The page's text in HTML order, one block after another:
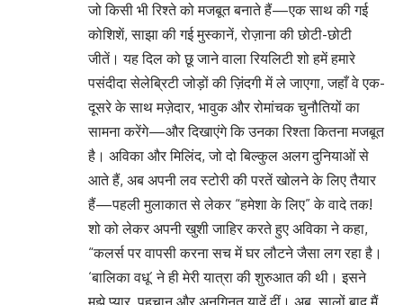
जो किसी भी रिश्ते को मजबूत बनाते हैं—एक साथ की गई
कोशिशें, साझा की गई मुस्कानें, रोज़ाना की छोटी-छोटी
जीतें। यह दिल को छू जाने वाला रियलिटी शो हमें हमारे
पसंदीदा सेलेब्रिटी जोड़ों की ज़िंदगी में ले जाएगा, जहाँ वे एक-
दूसरे के साथ मज़ेदार, भावुक और रोमांचक चुनौतियों का
सामना करेंगे—और दिखाएंगे कि उनका रिश्ता कितना मजबूत
है। अविका और मिलिंद, जो दो बिल्कुल अलग दुनियाओं से
आते हैं, अब अपनी लव स्टोरी की परतें खोलने के लिए तैयार
हैं—पहली मुलाकात से लेकर “हमेशा के लिए” के वादे तक!
शो को लेकर अपनी खुशी जाहिर करते हुए अविका ने कहा,
“कलर्स पर वापसी करना सच में घर लौटने जैसा लग रहा है।
‘बालिका वधू’ ने ही मेरी यात्रा की शुरुआत की थी। इसने